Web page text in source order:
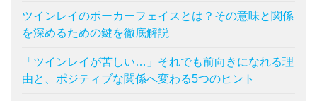
ツインレイのポーカーフェイスとは？その意味と関係
を深めるための鍵を徹底解説
「ツインレイが苦しい…」それでも前向きになれる理
由と、ポジティブな関係へ変わる5つのヒント